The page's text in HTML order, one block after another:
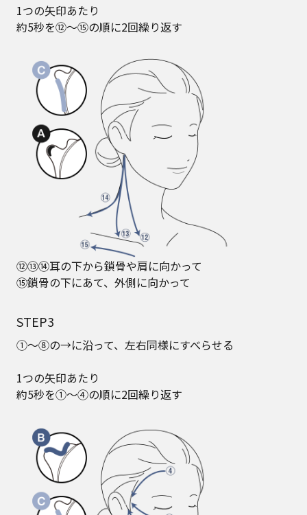
1つの矢印あたり
約5秒を⑫～⑮の順に2回繰り返す
⑫⑬⑭耳の下から鎖骨や肩に向かって
⑮鎖骨の下にあて、外側に向かって
STEP3
①～⑧の→に沿って、左右同様にすべらせる
1つの矢印あたり
約5秒を①～④の順に2回繰り返す